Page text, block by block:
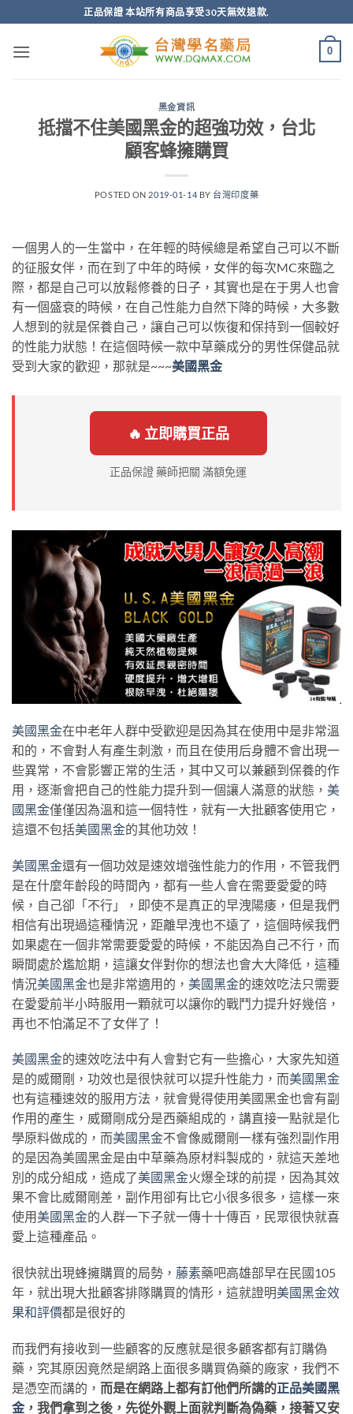
轉
正品保證 本站所有商品享受30天無效退款.
0
黑金資訊
抵擋不住美國黑金的超強功效，台北
顧客蜂擁購買
POSTED ON 2019-01-14 BY 台灣印度藥
一個男人的一生當中，在年輕的時候總是希望自己可以不斷
的征服女伴，而在到了中年的時候，女伴的每次MC來臨之
際，都是自己可以放鬆修養的日子，其實也是在于男人也會
有一個盛衰的時候，在自己性能力自然下降的時候，大多數
人想到的就是保養自己，讓自己可以恢復和保持到一個較好
的性能力狀態！在這個時候一款中草藥成分的男性保健品就
受到大家的歡迎，那就是~~~美國黑金
🔥 立即購買正品
正品保證 藥師把關 滿額免運
美國黑金在中老年人群中受歡迎是因為其在使用中是非常溫
和的，不會對人有產生刺激，而且在使用后身體不會出現一
些異常，不會影響正常的生活，其中又可以兼顧到保養的作
用，逐漸會把自己的性能力提升到一個讓人滿意的狀態， 美
國黑金僅僅因為溫和這一個特性，就有一大批顧客使用它，
這還不包括美國黑金的其他功效！
美國黑金還有一個功效是速效增強性能力的作用，不管我們
是在什麼年齡段的時間內，都有一些人會在需要愛愛的時
候，自己卻「不行」，即使不是真正的早洩陽痿，但是我們
相信有出現過這種情況，距離早洩也不遠了，這個時候我們
如果處在一個非常需要愛愛的時候，不能因為自己不行，而
瞬間處於尷尬期，這讓女伴對你的想法也會大大降低，這種
情況美國黑金也是非常適用的， 美國黑金的速效吃法只需要
在愛愛前半小時服用一顆就可以讓你的戰鬥力提升好幾倍，
再也不怕滿足不了女伴了！
美國黑金的速效吃法中有人會對它有一些擔心，大家先知道
是的威爾剛，功效也是很快就可以提升性能力，而美國黑金
也有這種速效的服用方法，就會覺得使用美國黑金也會有副
作用的產生，威爾剛成分是西藥組成的，講直接一點就是化
學原料做成的，而美國黑金不會像威爾剛一樣有強烈副作用
的是因為美國黑金是由中草藥為原材料製成的，就這天差地
別的成分組成，造成了美國黑金火爆全球的前提，因為其效
果不會比威爾剛差，副作用卻有比它小很多很多，這樣一來
使用 美國黑金的人群一下子就一傳十十傳百，民眾很快就喜
愛上這種產品。
很快就出現蜂擁購買的局勢， 藤素藥吧高雄部早在民國105
年，就出現大批顧客排隊購買的情形，這就證明美國黑金效
果和評價都是很好的
而我們有接收到一些顧客的反應就是很多顧客都有訂購偽
藥，究其原因竟然是網路上面很多購買偽藥的廠家，我們不
是憑空而講的， 而是在網路上都有訂他們所講的正品美國黑
金 ，我們拿到之後，先從外觀上面就判斷為偽藥，接著又安